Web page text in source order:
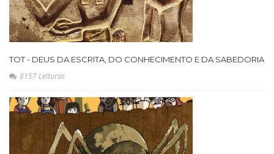
TOT - DEUS DA ESCRITA, DO CONHECIMENTO E DA SABEDORIA
8157 Leituras